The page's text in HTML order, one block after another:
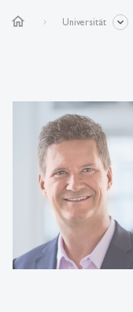
home Universität